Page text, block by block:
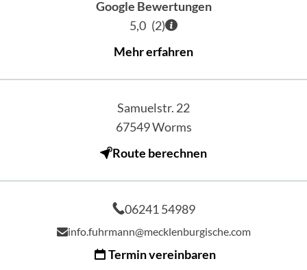
Google Bewertungen
5,0 (2)
Mehr erfahren
Samuelstr. 22
67549Worms
Route berechnen
06241 54989
info.fuhrmann@mecklenburgische.com
Termin vereinbaren